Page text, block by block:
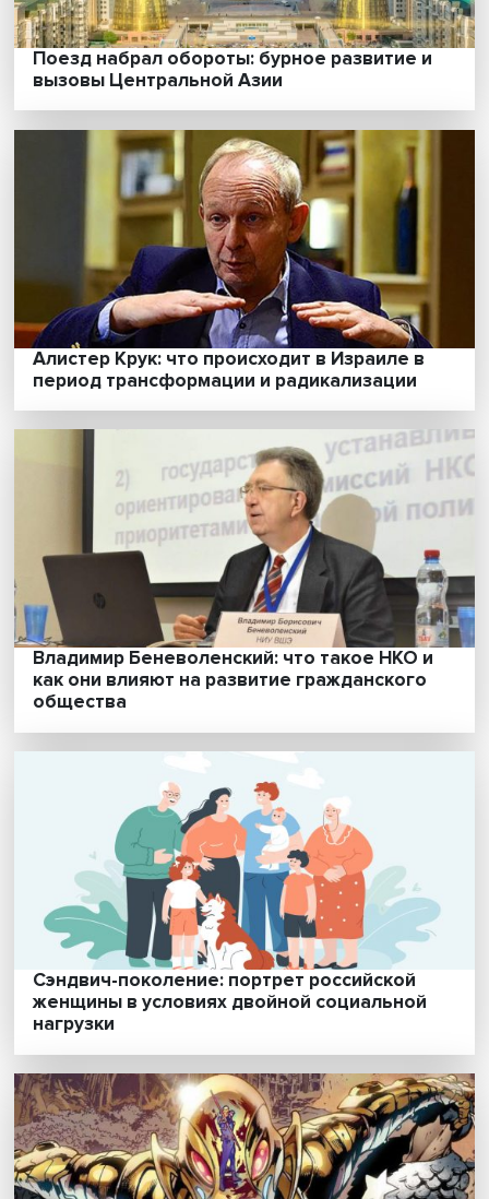
Поезд набрал обороты: бурное развитие
вызовы Центральной Азии
Алистер Крук: что происходит в Израиле в
период трансформации и радикализации
Владимир Беневоленский: что такое НКО
как они влияют на развитие
общества